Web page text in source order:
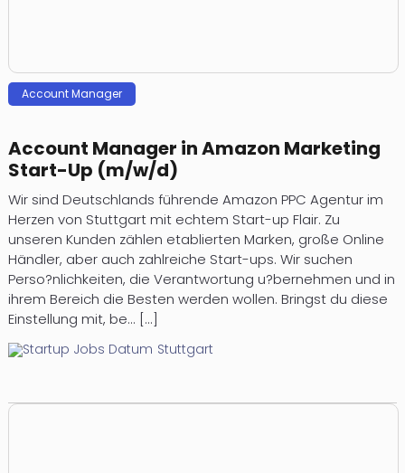
Account Manager
Account Manager in Amazon Marketing
Start-Up (m/w/d)
Wir sind Deutschlands führende Amazon PPC Agentur im
Herzen von Stuttgart mit echtem Start-up Flair. Zu
unseren Kunden zählen etablierten Marken, große Online
Händler, aber auch zahlreiche Start-ups. Wir suchen
Perso?nlichkeiten, die Verantwortung u?bernehmen und in
ihrem Bereich die Besten werden wollen. Bringst du diese
Einstellung mit, be... [...]
Stuttgart